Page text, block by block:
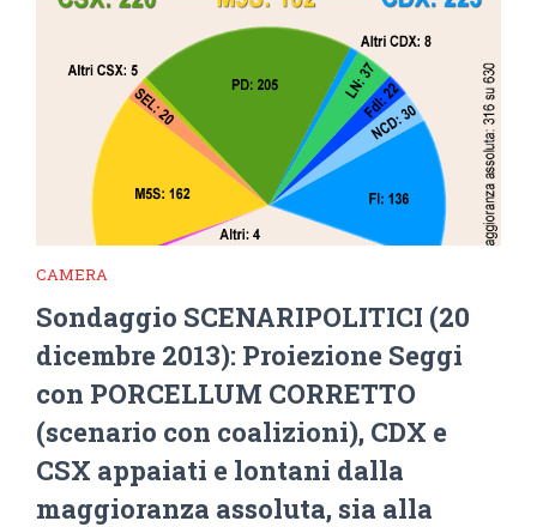
CAMERA
Sondaggio SCENARIPOLITICI (20
dicembre 2013): Proiezione Seggi
con PORCELLUM CORRETTO
(scenario con coalizioni), CDX e
CSX appaiati e lontani dalla
maggioranza assoluta, sia alla